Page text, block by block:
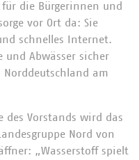
die Bürgerinnen und
vor Ort da: Sie
schnelles Internet.
und Abwässer sicher
Norddeutschland am
des Vorstands wird das
Nord von
„Wasserstoff spielt